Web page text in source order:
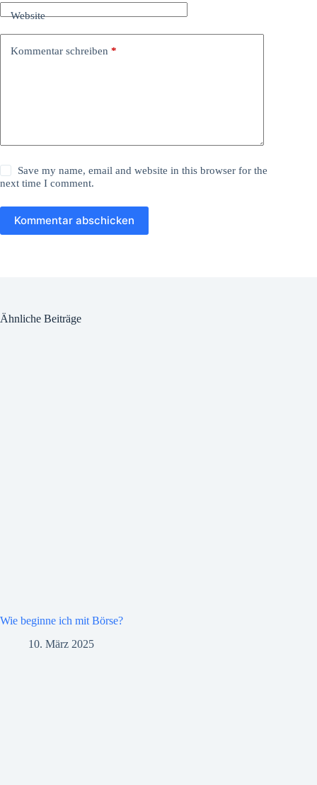
Website
Kommentar schreiben *
Save my name, email and website in this browser for the
next time I comment.
Kommentar abschicken
Ähnliche Beiträge
Wie beginne ich mit Börse?
10. März 2025